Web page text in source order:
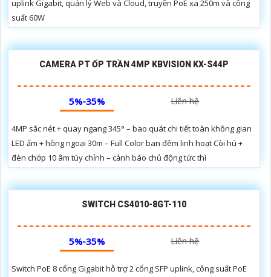
uplink Gigabit, quản lý Web và Cloud, truyền PoE xa 250m và công
suất 60W
CAMERA PT ỐP TRẦN 4MP KBVISION KX-S44P
5%-35% Liên hệ
4MP sắc nét + quay ngang 345° – bao quát chi tiết toàn không gian
LED ấm + hồng ngoại 30m – Full Color ban đêm linh hoạt Còi hú +
đèn chớp 10 âm tùy chỉnh – cảnh báo chủ động tức thì
SWITCH CS4010-8GT-110
5%-35% Liên hệ
Switch PoE 8 cổng Gigabit hỗ trợ 2 cổng SFP uplink, công suất PoE